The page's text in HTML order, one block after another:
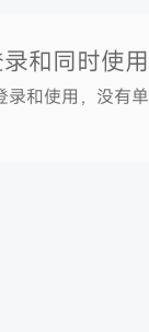
和同时使
录和使用，没有